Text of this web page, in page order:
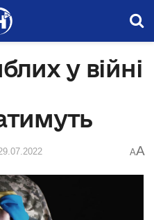
у війні
AA